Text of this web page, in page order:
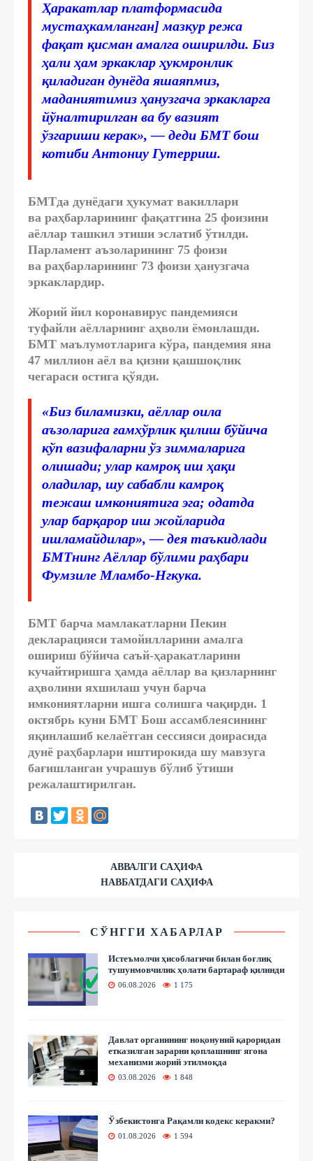
Ҳаракатлар платформасида
мустаҳкамланган] мазкур режа
фақат қисман амалга оширилди. Биз
ҳали ҳам эркаклар ҳукмронлик
қиладиган дунёда яшаяпмиз,
маданиятимиз ҳанузгача эркакларга
йўналтирилган ва бу вазият
ўзгариши керак», — деди БМТ бош
котиби Антониу Гутерриш.
БМТда дунёдаги ҳукумат вакиллари
ва раҳбарларининг фақатгина 25 фоизини
аёллар ташкил этиши эслатиб ўтилди.
Парламент аъзоларининг 75 фоизи
ва раҳбарларининг 73 фоизи ҳанузгача
эркаклардир.
Жорий йил коронавирус пандемияси
туфайли аёлларнинг аҳволи ёмонлашди.
БМТ маълумотларига кўра, пандемия яна
47 миллион аёл ва қизни қашшоқлик
чегараси остига қўяди.
«Биз биламизки, аёллар оила
аъзоларига ғамхўрлик қилиш бўйича
кўп вазифаларни ўз зиммаларига
олишади; улар камроқ иш ҳақи
оладилар, шу сабабли камроқ
тежаш имкониятига эга; одатда
улар барқарор иш жойларида
ишламайдилар», — дея таъкидлади
БМТнинг Аёллар бўлими раҳбари
Фумзиле Мламбо-Нгкука.
БМТ барча мамлакатларни Пекин
декларацияси тамойилларини амалга
ошириш бўйича саъй-ҳаракатларини
кучайтиришга ҳамда аёллар ва қизларнинг
аҳволини яхшилаш учун барча
имкониятларни ишга солишга чақирди. 1
октябрь куни БМТ Бош ассамблеясининг
яқинлашиб келаётган сессияси доирасида
дунё раҳбарлари иштирокида шу мавзуга
бағишланган учрашув бўлиб ўтиши
режалаштирилган.
АВВАЛГИ САҲИФА
НАВБАТДАГИ САҲИФА
СЎНГГИ ХАБАРЛАР
Истеъмолчи ҳисоблагичи билан боғлиқ
тушунмовчилик ҳолати бартараф қилинди
06.08.2026 1 175
Давлат органининг ноқонуний қароридан
етказилган зарарни қоплашнинг ягона
механизми жорий этилмоқда
03.08.2026 1 848
Ўзбекистонга Рақамли кодекс керакми?
01.08.2026 1 594